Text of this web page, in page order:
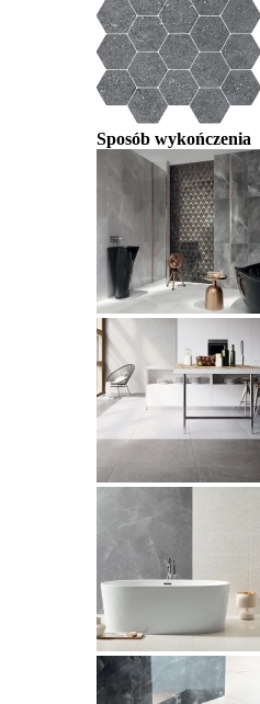
Sposób wykończenia